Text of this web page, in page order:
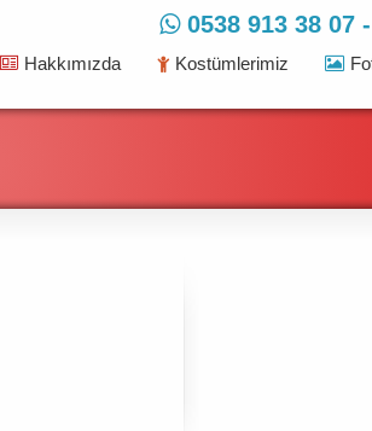
0538 913 38 07
Hakkımızda Kostümlerimiz